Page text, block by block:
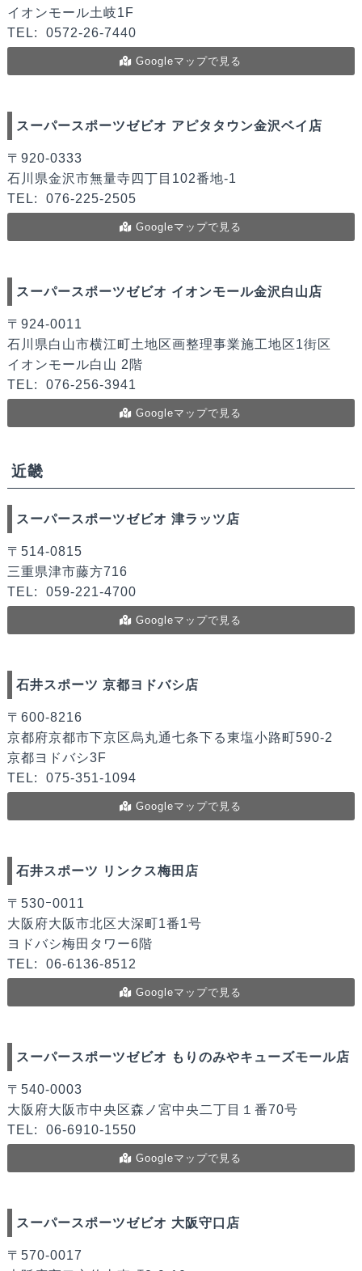
イオンモール土岐1F
TEL:
0572-26-7440
Googleマップで見る
スーパースポーツゼビオ アピタタウン金沢ベイ店
〒920-0333
石川県金沢市無量寺四丁目102番地-1
TEL:
076-225-2505
Googleマップで見る
スーパースポーツゼビオ イオンモール金沢白山店
〒924-0011
石川県白山市横江町土地区画整理事業施工地区1街区
イオンモール白山 2階
TEL:
076-256-3941
Googleマップで見る
近畿
スーパースポーツゼビオ 津ラッツ店
〒514-0815
三重県津市藤方716
TEL:
059-221-4700
Googleマップで見る
石井スポーツ 京都ヨドバシ店
〒600-8216
京都府京都市下京区烏丸通七条下る東塩小路町590-2
京都ヨドバシ3F
TEL:
075-351-1094
Googleマップで見る
石井スポーツ リンクス梅田店
〒530ｰ0011
大阪府大阪市北区大深町1番1号
ヨドバシ梅田タワー6階
TEL:
06-6136-8512
Googleマップで見る
スーパースポーツゼビオ もりのみやキューズモール店
〒540-0003
大阪府大阪市中央区森ノ宮中央二丁目１番70号
TEL:
06-6910-1550
Googleマップで見る
スーパースポーツゼビオ 大阪守口店
〒570-0017